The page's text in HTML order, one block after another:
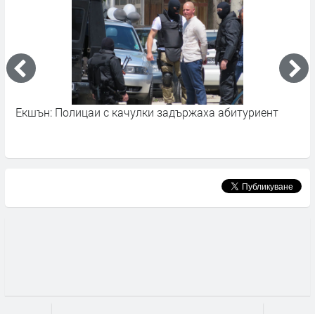
Екшън: Полицаи с качулки задържаха абитуриент